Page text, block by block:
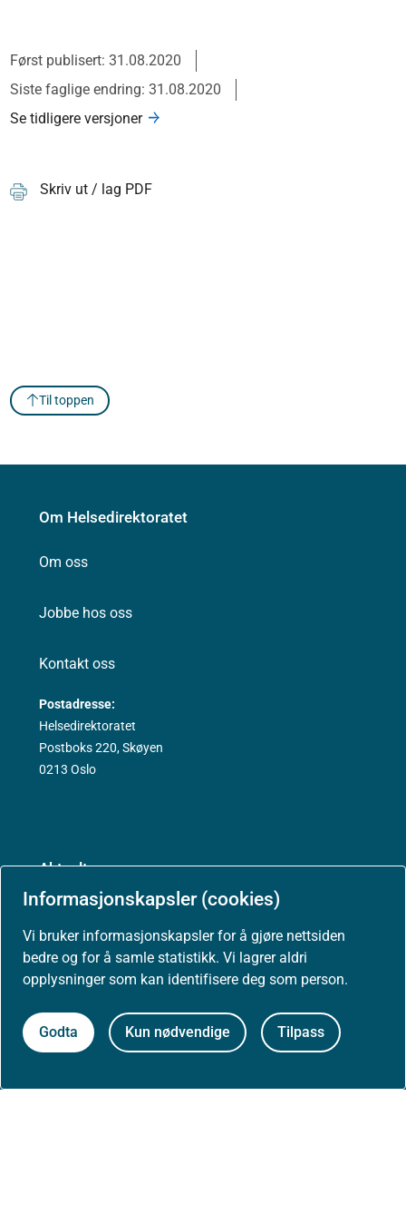
Informasjonskapsler (cookies)
Vi bruker informasjonskapsler for å gjøre nettsiden
bedre og for å samle statistikk. Vi lagrer aldri
opplysninger som kan identifisere deg som person.
Godta Kun nødvendige Tilpass
Først publisert: 31.08.2020
Siste faglige endring: 31.08.2020
Se tidligere versjoner
Skriv ut / lag PDF
Til toppen
Om Helsedirektoratet
Om oss
Jobbe hos oss
Kontakt oss
Postadresse:
Helsedirektoratet
Postboks 220, Skøyen
0213 Oslo
Aktuelt
Arrangementer
Høringer